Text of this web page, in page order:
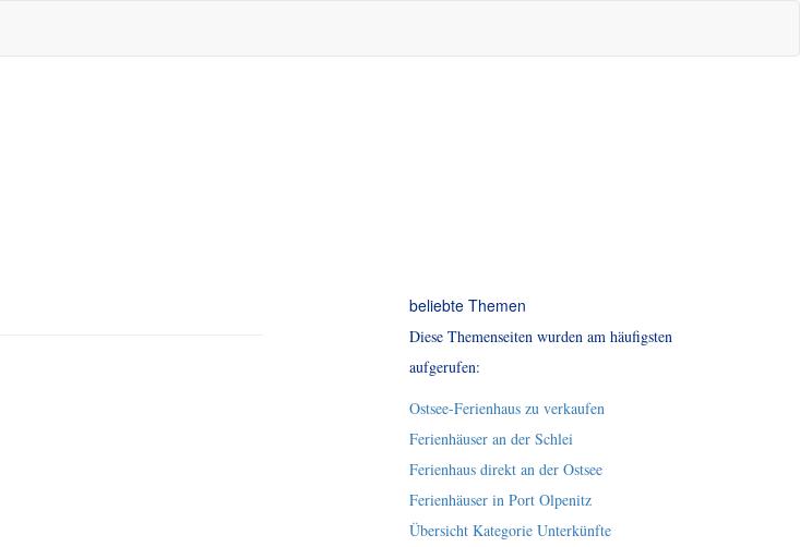
beliebte Themen
Diese Themenseiten wurden am häufigsten
aufgerufen:
Ostsee-Ferienhaus zu verkaufen
Ferienhäuser an der Schlei
Ferienhaus direkt an der Ostsee
Ferienhäuser in Port Olpenitz
Übersicht Kategorie Unterkünfte